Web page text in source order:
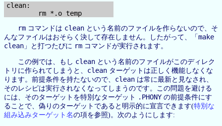
clean:
rm コマンドは clean という名前のファイルを作らないので、そ
んなファイルはおそらく決して存在しません。したがって、「 make
clean 」と打つたびに rm コマンドが実行されます。
この例では、もし clean という名前のファイルがこのディレク
トリに作られてしまうと、 clean ターゲットは正しく機能しなくな
ります。前提条件を持たないので、 clean は常に最新と見なされ、
そのレシピは実行されなくなってしまうのです。この問題を避ける
には、そのターゲットを特別なターゲット
.PHONY の前提条件にす
ることで、偽りのターゲットであると明示的に宣言できます(特別な
組み込みターゲット名の項を参照)。次のようにします: